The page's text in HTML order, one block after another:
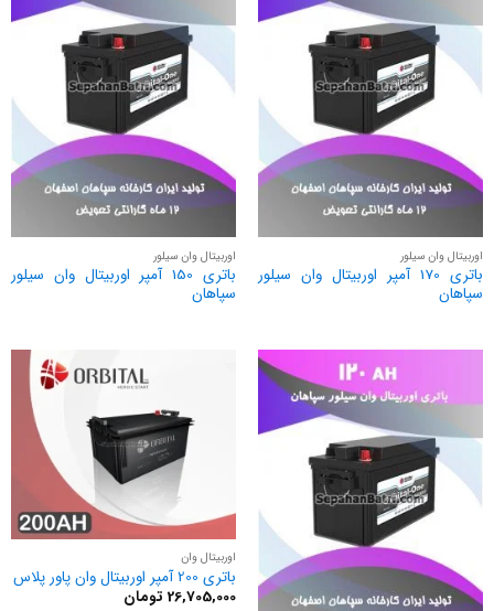
اوربیتال وان سیلور
باتری 170 آمپر اوربیتال وان سیلور
سپاهان
اوربیتال وان سیلور
باتری 150 آمپر اوربیتال وان سیلور
سپاهان
اوربیتال وان
باتری 200 آمپر اوربیتال وان پاور پلاس
26,705,000 تومان